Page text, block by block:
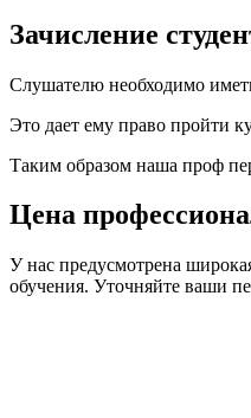
Зачисление
Слушателю необходимо
Это дает ему право пройти
Таким образом наша проф
Цена
У нас предусмотрена
обучения. Уточняйте ваши